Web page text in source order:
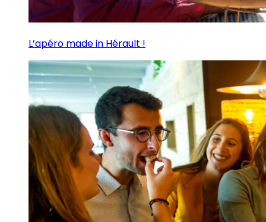
L’apéro made in Hérault !